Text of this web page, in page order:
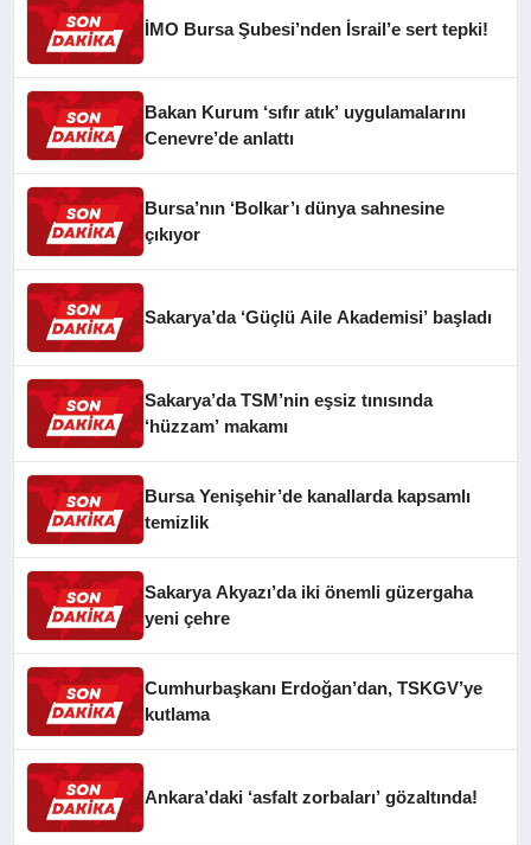
İMO Bursa Şubesi’nden İsrail’e sert tepki!
Bakan Kurum ‘sıfır atık’ uygulamalarını
Cenevre’de anlattı
Bursa’nın ‘Bolkar’ı dünya sahnesine
çıkıyor
Sakarya’da ‘Güçlü Aile Akademisi’ başladı
Sakarya’da TSM’nin eşsiz tınısında
‘hüzzam’ makamı
Bursa Yenişehir’de kanallarda kapsamlı
temizlik
Sakarya Akyazı’da iki önemli güzergaha
yeni çehre
Cumhurbaşkanı Erdoğan’dan, TSKGV’ye
kutlama
Ankara’daki ‘asfalt zorbaları’ gözaltında!